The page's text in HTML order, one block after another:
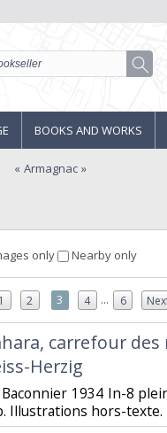
BOOKS AND WORKS
Armagnac
only Nearby only
1 2 3 4 ... 6
carrefour
Herzig‎
1934 In-8
Illustrations hors-texte.